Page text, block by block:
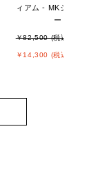
ィアム - MKシグネチ
ー
￥82,500 (税込)
￥14,300 (税込)